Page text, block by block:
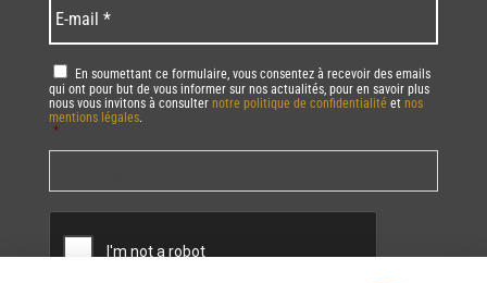
mail *
RGPD *
En soumettant ce formulaire, vous consentez à recevoir des emails
qui ont pour but de vous informer sur nos actualités, pour en savoir plus
nous vous invitons à consulter notre politique de confidentialité et nos
mentions légales.
*